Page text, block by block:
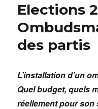
Elections
des partis
L’installation d’un
Quel budget, quels
réellement pour son